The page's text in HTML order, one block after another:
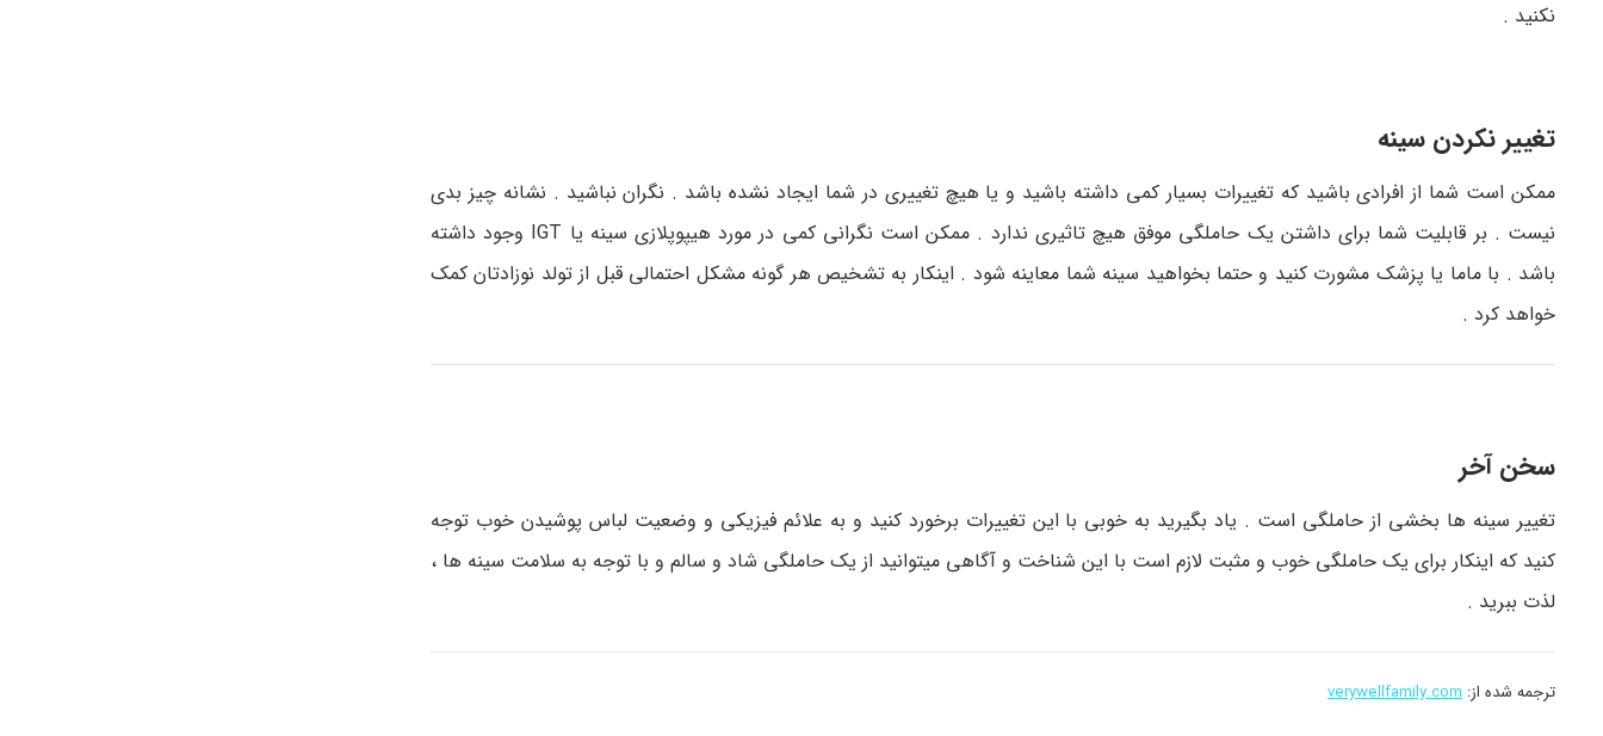
نکنید .
تغییر نکردن سینه
ممکن است شما از افرادی باشید که تغییرات بسیار کمی داشته باشید و یا هیچ تغییری در شما ایجاد نشده باشد . نگران نباشید . نشانه چیز بدی
نیست . بر قابلیت شما برای داشتن یک حاملگی موفق هیچ تاثیری ندارد . ممکن است نگرانی کمی در مورد هیپوپلازی سینه یا IGT وجود داشته
باشد . با ماما یا پزشک مشورت کنید و حتما بخواهید سینه شما معاینه شود . اینکار به تشخیص هر گونه مشکل احتمالی قبل از تولد نوزادتان کمک
خواهد کرد .
سخن آخر
تغییر سینه ها بخشی از حاملگی است . یاد بگیرید به خوبی با این تغییرات برخورد کنید و به علائم فیزیکی و وضعیت لباس پوشیدن خوب توجه
کنید که اینکار برای یک حاملگی خوب و مثبت لازم است با این شناخت و آگاهی میتوانید از یک حاملگی شاد و سالم و با توجه به سلامت سینه ها ،
لذت ببرید .
ترجمه شده از: verywellfamily.com